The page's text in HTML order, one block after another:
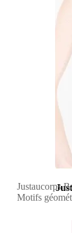
Justaucorps
Motifs